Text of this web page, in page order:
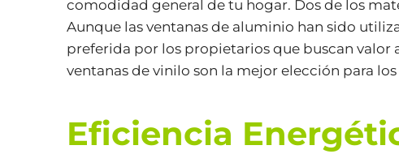
comodidad general de tu hogar. Dos de los
Aunque las ventanas de aluminio han sido
preferida por los propietarios que buscan
ventanas de vinilo son la mejor elección para
Eficiencia